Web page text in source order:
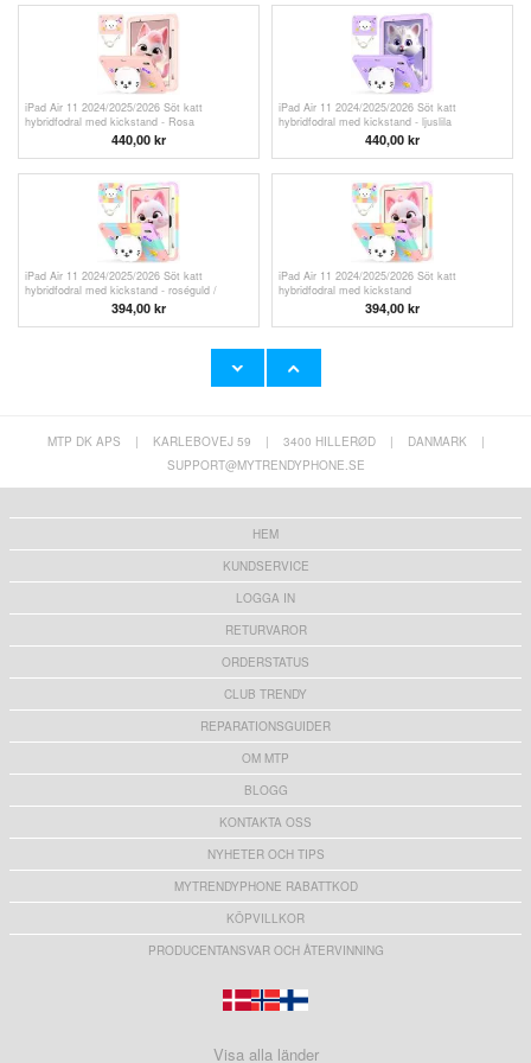
iPad Air 11 2024/2025/2026 Söt katt
hybridfodral med kickstand - Rosa
440,00 kr
iPad Air 11 2024/2025/2026 Söt katt
hybridfodral med kickstand - ljuslila
440,00 kr
iPad Air 11 2024/2025/2026 Söt katt
hybridfodral med kickstand - roséguld /
394,00 kr
iPad Air 11 2024/2025/2026 Söt katt
hybridfodral med kickstand
394,00 kr
iPad Air 11 2024/2025/2026 Söt katt
hybridfodral med kickstand - lila / färgstark
BG-EH10 Bärbar keramisk värmefläkt med
fjärrkontroll - 800W - 1800W
MTP DK APS | KARLEBOVEJ 59 | 3400 HILLERØD | DANMARK
|
SUPPORT@MYTRENDYPHONE.SE
HEM
KUNDSERVICE
LOGGA IN
RETURVAROR
ORDERSTATUS
CLUB TRENDY
REPARATIONSGUIDER
OM MTP
BLOGG
KONTAKTA OSS
NYHETER OCH TIPS
MYTRENDYPHONE RABATTKOD
KÖPVILLKOR
PRODUCENTANSVAR OCH ÅTERVINNING
Visa alla länder